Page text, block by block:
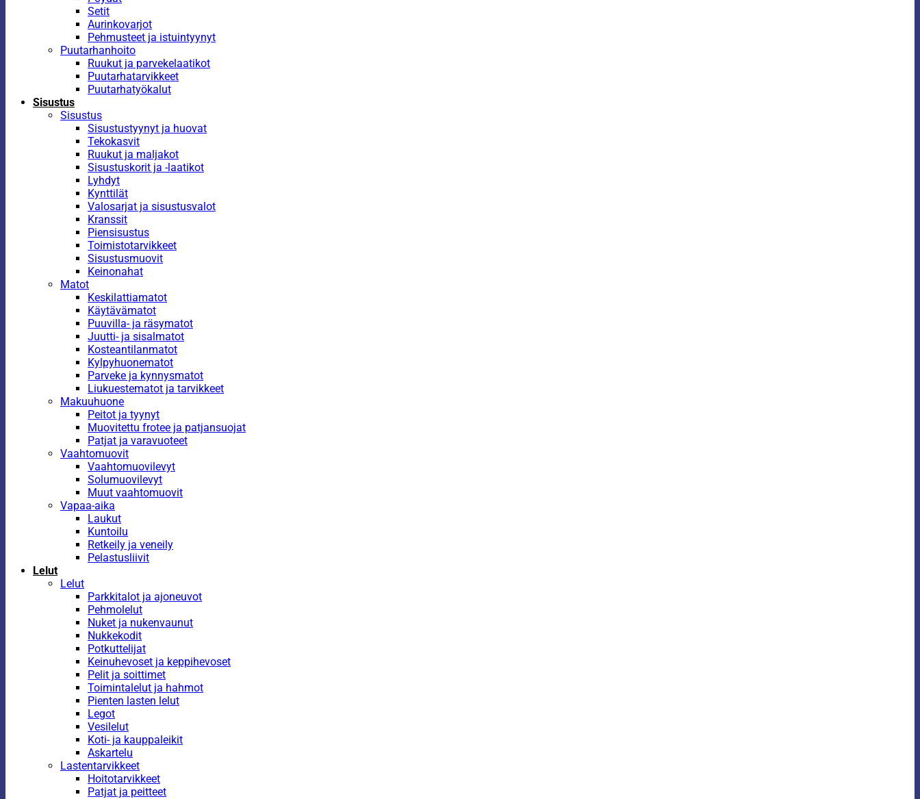
Setit
Aurinkovarjot
Pehmusteet ja istuintyynyt
Puutarhanhoito
Ruukut ja parvekelaatikot
Puutarhatarvikkeet
Puutarhatyökalut
Sisustus
Sisustus
Sisustustyynyt ja huovat
Tekokasvit
Ruukut ja maljakot
Sisustuskorit ja -laatikot
Lyhdyt
Kynttilät
Valosarjat ja sisustusvalot
Kranssit
Piensisustus
Toimistotarvikkeet
Sisustusmuovit
Keinonahat
Matot
Keskilattiamatot
Käytävämatot
Puuvilla- ja räsymatot
Juutti- ja sisalmatot
Kosteantilanmatot
Kylpyhuonematot
Parveke ja kynnysmatot
Liukuestematot ja tarvikkeet
Makuuhuone
Peitot ja tyynyt
Muovitettu frotee ja patjansuojat
Patjat ja varavuoteet
Vaahtomuovit
Vaahtomuovilevyt
Solumuovilevyt
Muut vaahtomuovit
Vapaa-aika
Laukut
Kuntoilu
Retkeily ja veneily
Pelastusliivit
Lelut
Lelut
Parkkitalot ja ajoneuvot
Pehmolelut
Nuket ja nukenvaunut
Nukkekodit
Potkuttelijat
Keinuhevoset ja keppihevoset
Pelit ja soittimet
Toimintalelut ja hahmot
Pienten lasten lelut
Legot
Vesilelut
Koti- ja kauppaleikit
Askartelu
Lastentarvikkeet
Hoitotarvikkeet
Patjat ja peitteet